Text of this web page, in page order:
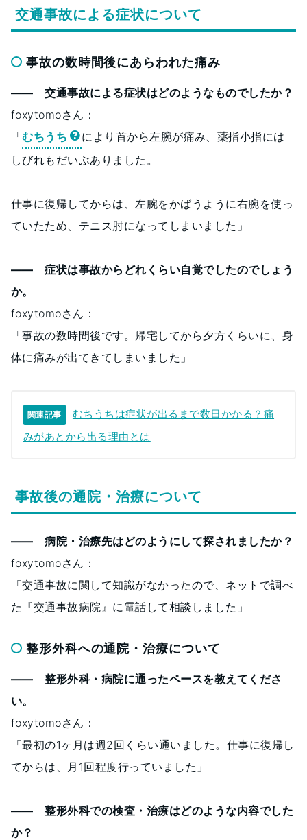
交通事故による症状について
事故の数時間後にあらわれた痛み
―― 交通事故による症状はどのようなものでしたか？
foxytomoさん：
「むちうち
により首から左腕が痛み、薬指小指には
しびれもだいぶありました。
仕事に復帰してからは、左腕をかばうように右腕を使っ
ていたため、テニス肘になってしまいました」
―― 症状は事故からどれくらい自覚でしたのでしょう
か。
foxytomoさん：
「事故の数時間後です。帰宅してから夕方くらいに、身
体に痛みが出てきてしまいました」
関連記事
むちうちは症状が出るまで数日かかる？痛
みがあとから出る理由とは
事故後の通院・治療について
―― 病院・治療先はどのようにして探されましたか？
foxytomoさん：
「交通事故に関して知識がなかったので、ネットで調べ
た『交通事故病院』に電話して相談しました」
整形外科への通院・治療について
―― 整形外科・病院に通ったペースを教えてくださ
い。
foxytomoさん：
「最初の1ヶ月は週2回くらい通いました。仕事に復帰し
てからは、月1回程度行っていました」
―― 整形外科での検査・治療はどのような内容でした
か？